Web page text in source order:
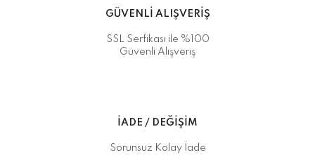
GÜVENLİ ALIŞVERİŞ
SSL Serfikası ile %100
Güvenli Alışveriş
İADE / DEĞİŞİM
Sorunsuz Kolay İade